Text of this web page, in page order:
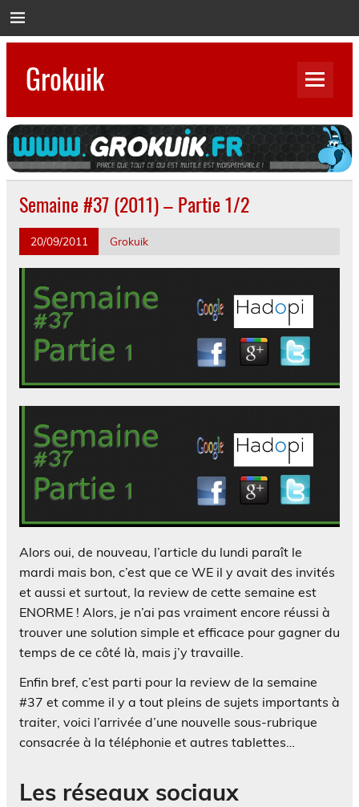
to
Grokuik
Semaine #37 (2011) – Partie 1/2
20/09/2011 Grokuik
Alors oui, de nouveau, l’article du lundi paraît le
mardi mais bon, c’est que ce WE il y avait des invités
et aussi et surtout, la review de cette semaine est
ENORME ! Alors, je n’ai pas vraiment encore réussi à
trouver une solution simple et efficace pour gagner du
temps de ce côté là, mais j’y travaille.
Enfin bref, c’est parti pour la review de la semaine
#37 et comme il y a tout pleins de sujets importants à
traiter, voici l’arrivée d’une nouvelle sous-rubrique
consacrée à la téléphonie et autres tablettes…
Les réseaux sociaux